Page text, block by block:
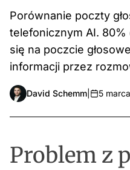
Porównanie poczty
telefonicznym AI. 80%
się na poczcie
informacji przez
David Schemm 5
Problem z